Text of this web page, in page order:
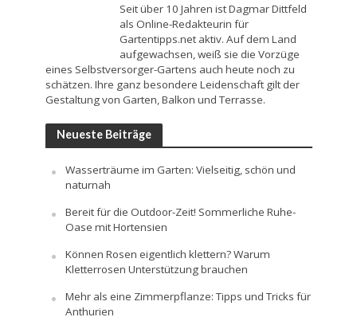
Seit über 10 Jahren ist Dagmar Dittfeld
als Online-Redakteurin für
Gartentipps.net aktiv. Auf dem Land
aufgewachsen, weiß sie die Vorzüge
eines Selbstversorger-Gartens auch heute noch zu
schätzen. Ihre ganz besondere Leidenschaft gilt der
Gestaltung von Garten, Balkon und Terrasse.
Neueste Beiträge
Wasserträume im Garten: Vielseitig, schön und
naturnah
Bereit für die Outdoor-Zeit! Sommerliche Ruhe-
Oase mit Hortensien
Können Rosen eigentlich klettern? Warum
Kletterrosen Unterstützung brauchen
Mehr als eine Zimmerpflanze: Tipps und Tricks für
Anthurien